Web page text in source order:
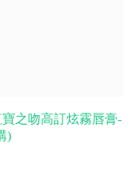
寶之吻高訂炫霧唇膏-
)